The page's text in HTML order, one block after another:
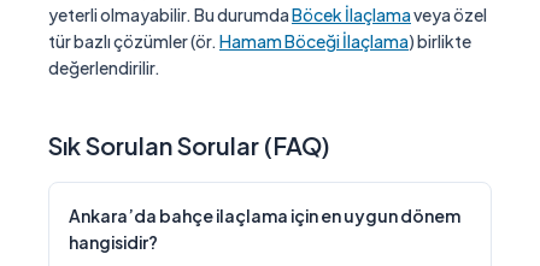
yeterli olmayabilir. Bu durumdaBöcek İlaçlamaveya özel
tür bazlı çözümler (ör. Hamam Böceği İlaçlama) birlikte
değerlendirilir.
Sık Sorulan Sorular (FAQ)
Ankara’da bahçe ilaçlama için en uygun dönem
hangisidir?